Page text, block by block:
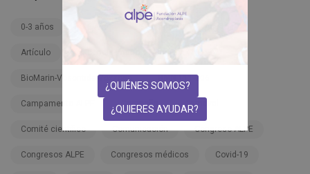
0-3 años 6-12 años
Artículo Ascendis Pharma TransCon CNP
BioMarin-Vosoritide-Voxzogo BMN 111-206
Campamento ALPE Campaña Carnaval
Comité científico Comunicación Congreso ALPE
Congresos ALPE Congresos médicos Covid-19
¿QUIÉNES SOMOS?
¿QUIERES AYUDAR?